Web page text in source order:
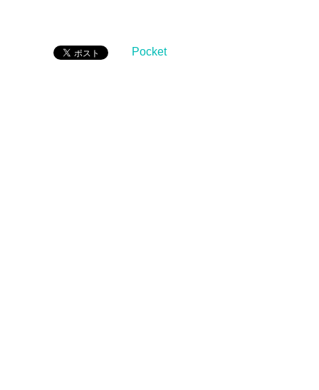
Pocket